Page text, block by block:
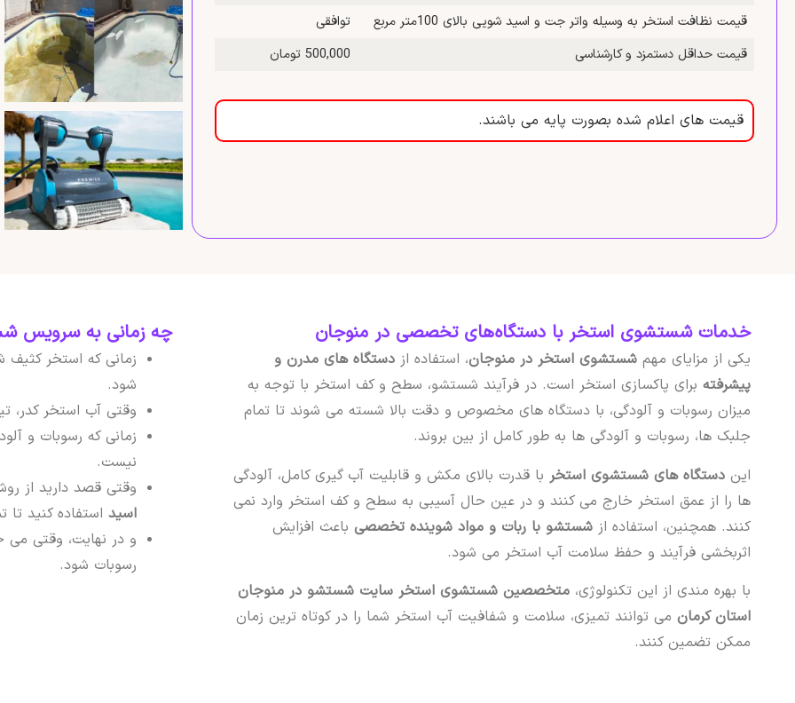
قیمت نظافت استخر به وسیله واتر جت و اسید شویی بالای 100متر مربع
توافقی
قیمت حداقل دستمزد و کارشناسی
500,000 تومان
قیمت های اعلام شده بصورت پایه می باشند.
خدمات شستشوی استخر با دستگاه‌های تخصصی در منوجان
یکی از مزایای مهم شستشوی استخر در منوجان، استفاده از دستگاه های مدرن و
پیشرفته برای پاکسازی استخر است. در فرآیند شستشو، سطح و کف استخر با توجه به
میزان رسوبات و آلودگی، با دستگاه های مخصوص و دقت بالا شسته می شوند تا تمام
جلبک ها، رسوبات و آلودگی ها به طور کامل از بین بروند.
این دستگاه های شستشوی استخر با قدرت بالای مکش و قابلیت آب گیری کامل، آلودگی
ها را از عمق استخر خارج می کنند و در عین حال آسیبی به سطح و کف استخر وارد نمی
کنند. همچنین، استفاده از شستشو با ربات و مواد شوینده تخصصی باعث افزایش
اثربخشی فرآیند و حفظ سلامت آب استخر می شود.
با بهره مندی از این تکنولوژی، متخصصین شستشوی استخر سایت شستشو در منوجان
استان کرمان می توانند تمیزی، سلامت و شفافیت آب استخر شما را در کوتاه ترین زمان
ممکن تضمین کنند.
چه زمانی به سرویس
زمانی که استخر کثیف
شود.
وقتی آب استخر کدر،
زمانی که رسوبات و
نیست.
وقتی قصد دارید از
اسید استفاده کنید
و در نهایت، وقتی می
رسوبات شود.